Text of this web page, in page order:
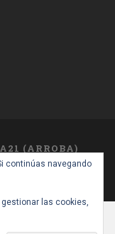
(ARROBA)
continúas navegando
las cookies,